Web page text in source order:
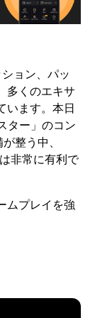
ョン、パッ
多くのエキサ
います。本日
ター」のコン
整う中、
非常に有利で
ムプレイを強